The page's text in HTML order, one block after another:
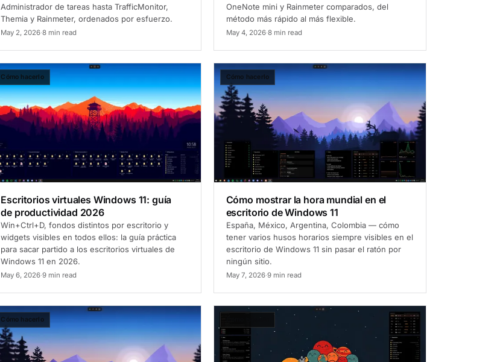
Administrador de tareas hasta TrafficMonitor,
Themia y Rainmeter, ordenados por esfuerzo.
May 2, 2026·8 min read
OneNote mini y Rainmeter comparados, del
método más rápido al más flexible.
May 4, 2026·8 min read
Cómo hacerlo
Escritorios virtuales Windows 11: guía
de productividad 2026
Win+Ctrl+D, fondos distintos por escritorio y
widgets visibles en todos ellos: la guía práctica
para sacar partido a los escritorios virtuales de
Windows 11 en 2026.
May 6, 2026·9 min read
Cómo hacerlo
Cómo mostrar la hora mundial en el
escritorio de Windows 11
España, México, Argentina, Colombia — cómo
tener varios husos horarios siempre visibles en el
escritorio de Windows 11 sin pasar el ratón por
ningún sitio.
May 7, 2026·9 min read
Cómo hacerlo